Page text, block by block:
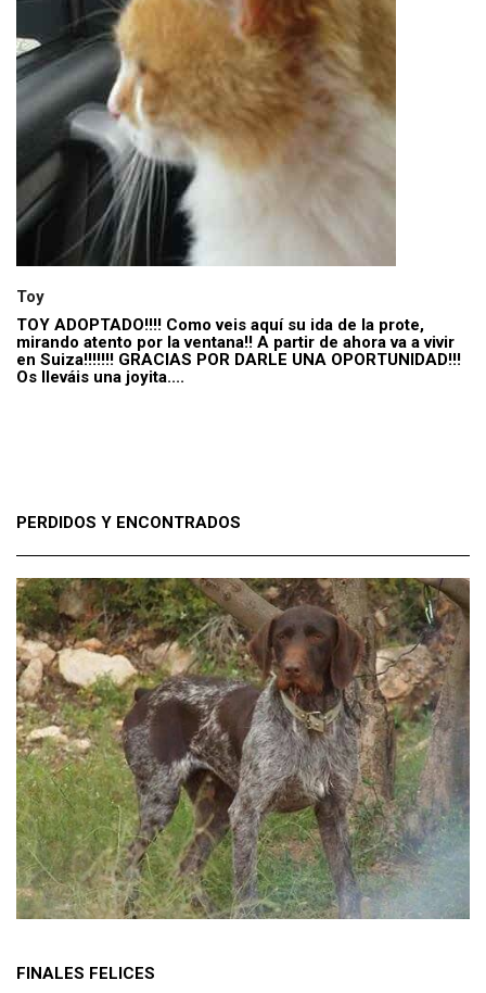
Toy
TOY ADOPTADO!!!! Como veis aquí su ida de la prote,
mirando atento por la ventana!! A partir de ahora va a vivir
en Suiza!!!!!!! GRACIAS POR DARLE UNA OPORTUNIDAD!!!
Os lleváis una joyita....
PERDIDOS Y ENCONTRADOS
FINALES FELICES